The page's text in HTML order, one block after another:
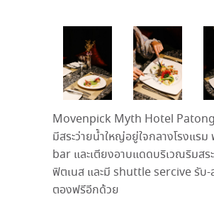
Movenpick Myth Hotel
มีสระว่ายน้ำใหญ่อยู่ใจกลางโรงแร
bar และเตียงอาบแดดบริเวณริมสร
ฟิตเนส และมี shuttle sercive รับ-
ตองฟรีอีกด้วย